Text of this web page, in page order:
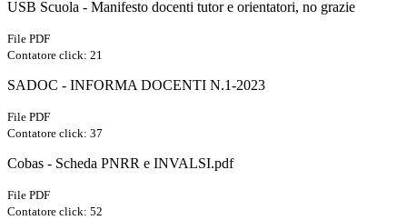
USB Scuola - Manifesto docenti tutor e orientatori, no grazie
File PDF
Contatore click: 21
SADOC - INFORMA DOCENTI N.1-2023
File PDF
Contatore click: 37
Cobas - Scheda PNRR e INVALSI.pdf
File PDF
Contatore click: 52